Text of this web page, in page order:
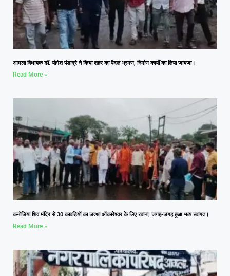
आमला विधायक डॉ. योगेश पंडाग्रे ने किया शहर का पैदल भ्रमण, निर्माण कार्यों का लिया जायजा।
Read More »
कनोजिया शिव मंदिर से 30 कावड़ियों का जत्था ओंकारेश्वर के लिए रवाना, जगह-जगह हुआ भव्य स्वागत।
Read More »